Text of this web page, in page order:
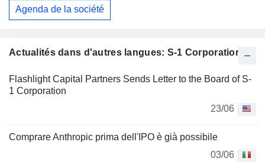
Actualités dans d'autres langues: S-1 Corporation
Flashlight Capital Partners Sends Letter to the Board of S-
1 Corporation
23/06
Comprare Anthropic prima dell'IPO è già possibile
03/06
Agenda de la société